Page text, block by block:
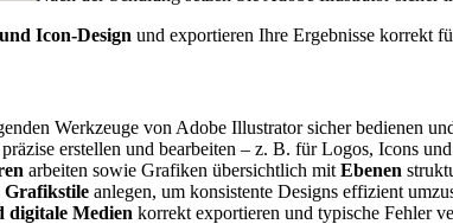
Icon-Design und exportieren Ihre Ergebnisse korrekt
Werkzeuge von Adobe Illustratorsicher bedienen
präzise erstellen und bearbeiten – z. B. für Logos, Icons
arbeiten sowie Grafiken übersichtlich mit Ebenen
Grafikstile anlegen, um konsistente Designs effizient
digitale Medien korrekt exportieren und typische Fehler